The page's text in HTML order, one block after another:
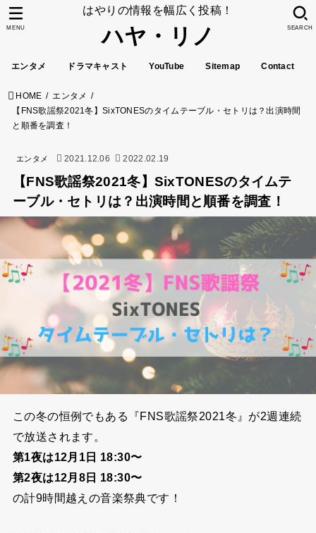
はやりの情報を幅広く投稿！
ハヤ・リノ
エンタメ ドラマキャスト YouTube Sitemap Contact
SEARCH
MENU
HOME
エンタメ
【FNS歌謡祭2021冬】SixTONESのタイムテーブル・セトリは？出演時間
と順番を調査！
エンタメ 2021.12.06 2022.02.19
【FNS歌謡祭2021冬】SixTONESのタイムテ
ーブル・セトリは？出演時間と順番を調査！
この冬の恒例でもある『FNS歌謡祭2021冬』が2週連続
で放送されます。
第1夜は12月1日 18:30〜
第2夜は12月8日 18:30〜
の計9時間越えの音楽祭典です！